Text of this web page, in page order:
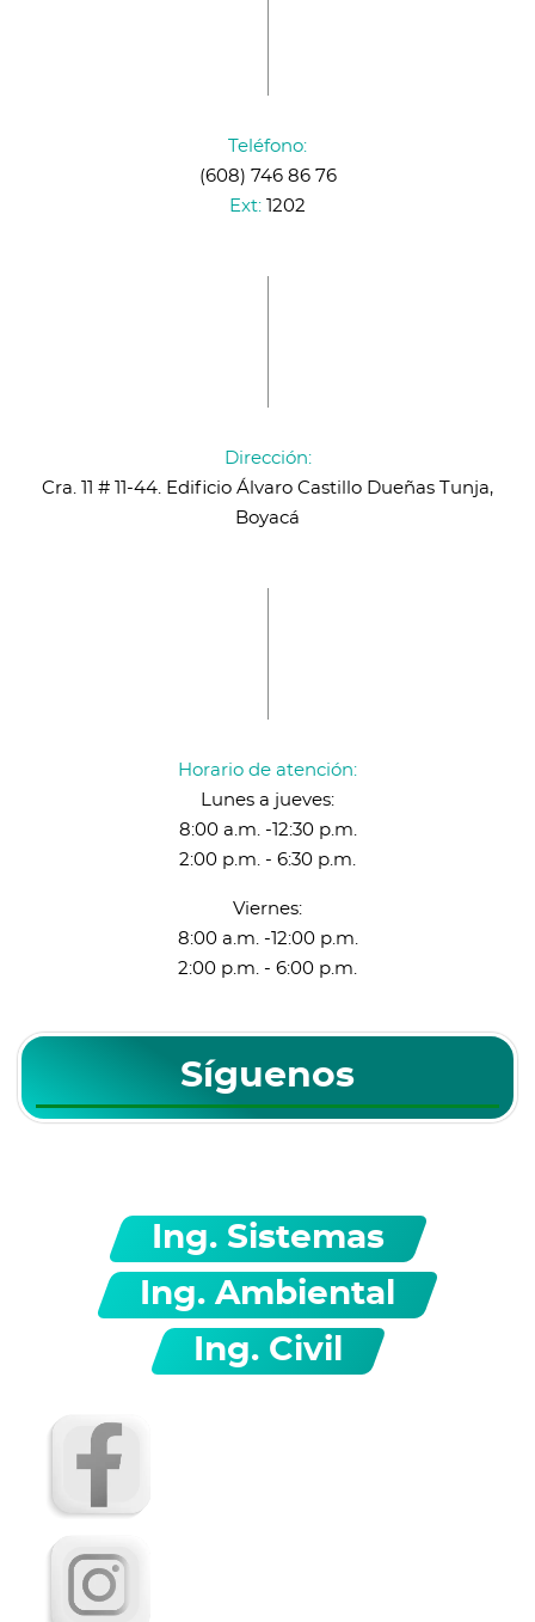
Teléfono:
(608) 746 86 76
Ext: 1202
Dirección:
Cra. 11 # 11-44. Edificio Álvaro Castillo Dueñas Tunja,
Boyacá
Horario de atención:
Lunes a jueves:
8:00 a.m. -12:30 p.m.
2:00 p.m. - 6:30 p.m.
Viernes:
8:00 a.m. -12:00 p.m.
2:00 p.m. - 6:00 p.m.
Síguenos
Ing. Sistemas
Ing. Ambiental
Ing. Civil